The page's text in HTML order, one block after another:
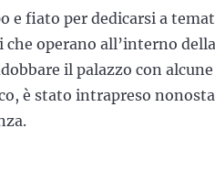
e fiato per dedicarsi a
operano all’interno
il palazzo con
è stato intrapreso